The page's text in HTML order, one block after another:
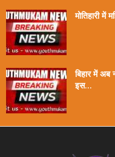
मोतिहारी में
बिहार में अब
इस...